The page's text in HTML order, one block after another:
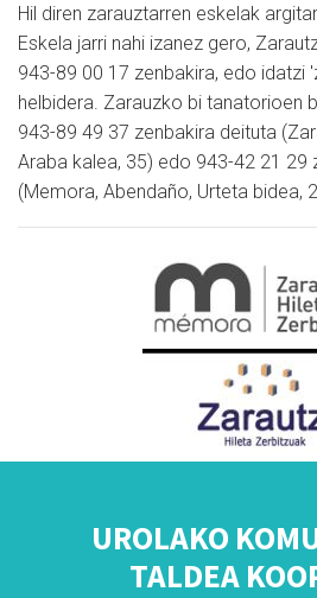
Hil diren zarauztarren eskelak
Eskela jarri nahi izanez gero,
943-89 00 17 zenbakira, edo idatzi
helbidera. Zarauzko bi tanatorioen
943-89 49 37 zenbakira deituta
Araba kalea, 35) edo 943-42 21 29
(Memora, Abendaño, Urteta bidea,
UROLAKO
TALDEA